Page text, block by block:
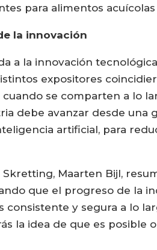
para alimentos
la innovación
a la innovación
expositores
se comparten a lo
debe avanzar desde una
artificial, para
Maarten Bijl,
que el progreso de la
y segura a lo
la idea de que es posible